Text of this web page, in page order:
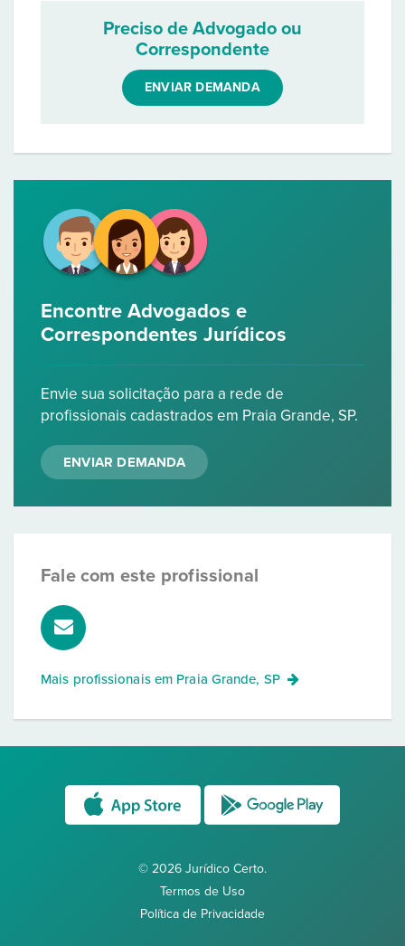
Preciso de Advogado ou
Correspondente
ENVIAR DEMANDA
Encontre Advogados e
Correspondentes Jurídicos
Envie sua solicitação para a rede de
profissionais cadastrados em Praia Grande, SP.
ENVIAR DEMANDA
Fale com este profissional
Mais profissionais em Praia Grande, SP
© 2026 Jurídico Certo.
Termos de Uso
Política de Privacidade